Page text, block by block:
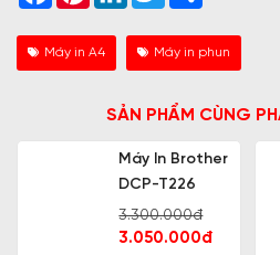
Máy in A4 Máy in phun
SẢN PHẨM CÙNG
Máy In Brother
DCP-T226
3.300.000đ
3.050.000đ